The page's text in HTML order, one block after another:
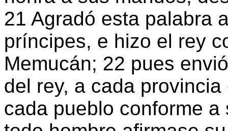
21 Agradó esta palabra
príncipes, e hizo el rey
Memucán; 22 pues
del rey, a cada
cada pueblo conforme